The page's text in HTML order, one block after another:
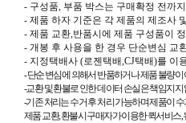
- 구성품, 부품 박스는 구매확정 전까
- 제품 하자 기준은 각 제품의 제조사
- 제품 교환,반품시에 제품 구성품이
- 개봉 후 사용을 한 경우 단순변심 교
- 지정택배사 (로젠택배,CJ택배)를 이
-단순 변심에 의해서 반품하거나 제품 불량
-교환 및 환불로 인한 데이터 손실은 책임지지
-기존 처리는 수거 후 처리 가능하며 제품이
제품 교환, 환불시 구매자가 이용한 퀵서비스